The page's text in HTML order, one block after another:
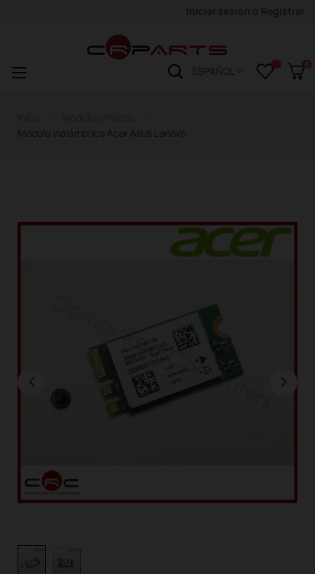
ESPAÑOL
0
Navegación
☰